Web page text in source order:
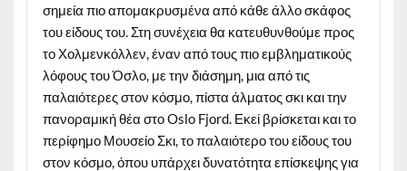
σημεία πιο απομακρυσμένα από κάθε άλλο σκάφος
του είδους του. Στη συνέχεια θα κατευθυνθούμε προς
το Χολμενκόλλεν, έναν από τους πιο εμβληματικούς
λόφους του Όσλο, με την διάσημη, μια από τις
παλαιότερες στον κόσμο, πίστα άλματος σκι και την
πανοραμική θέα στο Oslo Fjord. Εκεί βρίσκεται και το
περίφημο Μουσείο Σκι, το παλαιότερο του είδους του
στον κόσμο, όπου υπάρχει δυνατότητα επίσκεψης για